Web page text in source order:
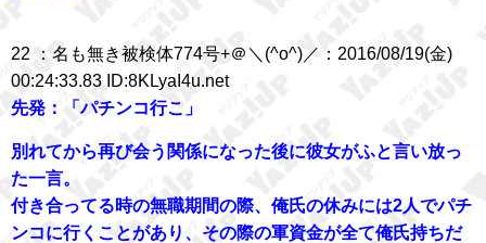
22 ：名も無き被検体774号+＠＼(^o^)／：2016/08/19(金)
00:24:33.83 ID:8KLyaI4u.net
先発：「パチンコ行こ」
別れてから再び会う関係になった後に彼女がふと言い放っ
た一言。
付き合ってる時の無職期間の際、俺氏の休みには2人でパチ
ンコに行くことがあり、その際の軍資金が全て俺氏持ちだ